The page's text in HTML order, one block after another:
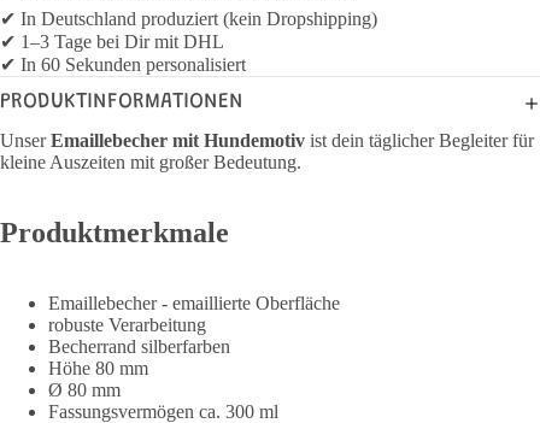
✔ In Deutschland produziert (kein Dropshipping)
✔ 1–3 Tage bei Dir mit DHL
✔ In 60 Sekunden personalisiert
PRODUKTINFORMATIONEN
UnserEmaillebecher mit Hundemotiv ist dein täglicher Begleiter für
kleine Auszeiten mit großer Bedeutung.
Produktmerkmale
Emaillebecher - emaillierte Oberfläche
robuste Verarbeitung
Becherrand silberfarben
Höhe 80 mm
Ø 80 mm
Fassungsvermögen ca. 300 ml